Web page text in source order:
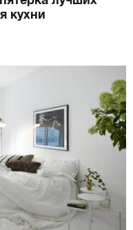
кухни